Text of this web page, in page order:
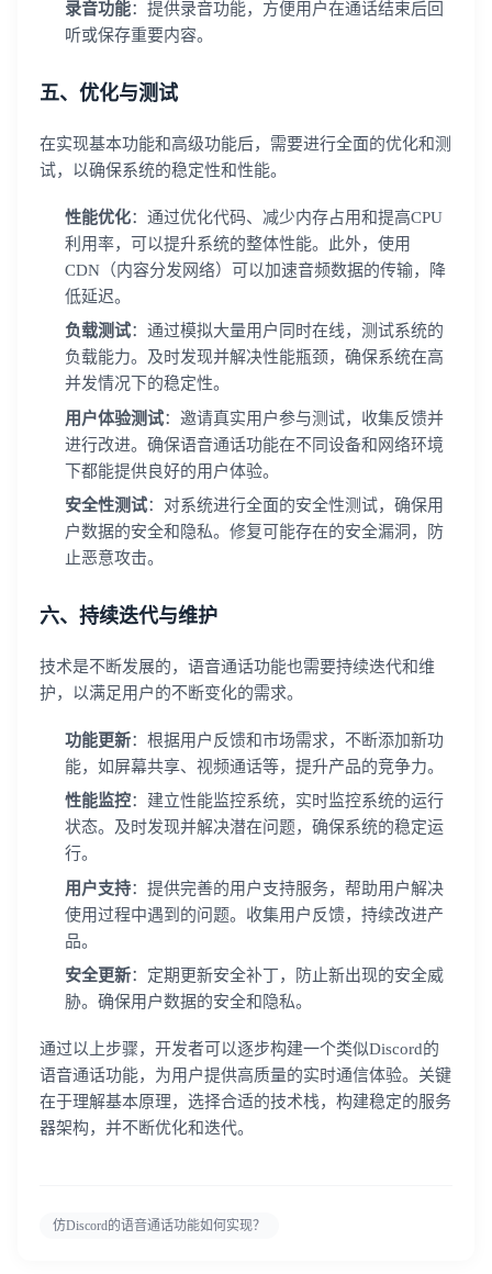
录音功能：提供录音功能，方便用户在通话结束后回
听或保存重要内容。
五、优化与测试
在实现基本功能和高级功能后，需要进行全面的优化和测
试，以确保系统的稳定性和性能。
性能优化：通过优化代码、减少内存占用和提高CPU
利用率，可以提升系统的整体性能。此外，使用
CDN（内容分发网络）可以加速音频数据的传输，降
低延迟。
负载测试：通过模拟大量用户同时在线，测试系统的
负载能力。及时发现并解决性能瓶颈，确保系统在高
并发情况下的稳定性。
用户体验测试：邀请真实用户参与测试，收集反馈并
进行改进。确保语音通话功能在不同设备和网络环境
下都能提供良好的用户体验。
安全性测试：对系统进行全面的安全性测试，确保用
户数据的安全和隐私。修复可能存在的安全漏洞，防
止恶意攻击。
六、持续迭代与维护
技术是不断发展的，语音通话功能也需要持续迭代和维
护，以满足用户的不断变化的需求。
功能更新：根据用户反馈和市场需求，不断添加新功
能，如屏幕共享、视频通话等，提升产品的竞争力。
性能监控：建立性能监控系统，实时监控系统的运行
状态。及时发现并解决潜在问题，确保系统的稳定运
行。
用户支持：提供完善的用户支持服务，帮助用户解决
使用过程中遇到的问题。收集用户反馈，持续改进产
品。
安全更新：定期更新安全补丁，防止新出现的安全威
胁。确保用户数据的安全和隐私。
通过以上步骤，开发者可以逐步构建一个类似Discord的
语音通话功能，为用户提供高质量的实时通信体验。关键
在于理解基本原理，选择合适的技术栈，构建稳定的服务
器架构，并不断优化和迭代。
仿Discord的语音通话功能如何实现？
我已阅读并同意通讯云服务条款和通讯云隐私政策
不了，谢谢
登录即时通讯云
登录客服云